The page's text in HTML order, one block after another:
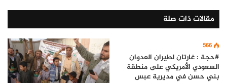
مقالات ذات صلة
566
#حجة : غارتان لطيران العدوان
السعودي الأمريكي على منطقة
بني حسن في مديرية عبس